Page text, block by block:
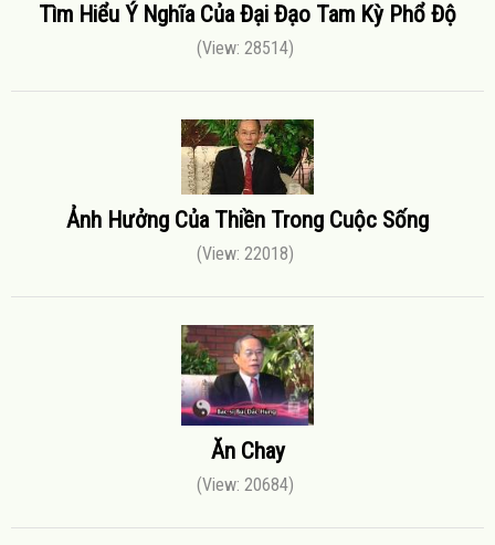
Tìm Hiểu Ý Nghĩa Của Đại Đạo Tam Kỳ Phổ Độ
(View: 28514)
Ảnh Hưởng Của Thiền Trong Cuộc Sống
(View: 22018)
Ăn Chay
(View: 20684)